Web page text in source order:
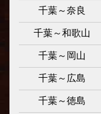
千葉～奈良
千葉～和歌山
千葉～岡山
千葉～広島
千葉～徳島